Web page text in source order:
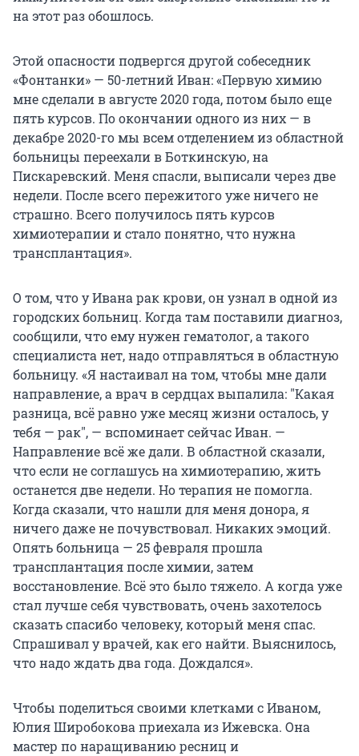
на этот раз обошлось.
Этой опасности подвергся другой собеседник
«Фонтанки» — 50-летний Иван: «Первую химию
мне сделали в августе 2020 года, потом было еще
пять курсов. По окончании одного из них — в
декабре 2020-го мы всем отделением из областной
больницы переехали в Боткинскую, на
Пискаревский. Меня спасли, выписали через две
недели. После всего пережитого уже ничего не
страшно. Всего получилось пять курсов
химиотерапии и стало понятно, что нужна
трансплантация».
О том, что у Ивана рак крови, он узнал в одной из
городских больниц. Когда там поставили диагноз,
сообщили, что ему нужен гематолог, а такого
специалиста нет, надо отправляться в областную
больницу. «Я настаивал на том, чтобы мне дали
направление, а врач в сердцах выпалила: "Какая
разница, всё равно уже месяц жизни осталось, у
тебя — рак", — вспоминает сейчас Иван. —
Направление всё же дали. В областной сказали,
что если не соглашусь на химиотерапию, жить
останется две недели. Но терапия не помогла.
Когда сказали, что нашли для меня донора, я
ничего даже не почувствовал. Никаких эмоций.
Опять больница — 25 февраля прошла
трансплантация после химии, затем
восстановление. Всё это было тяжело. А когда уже
стал лучше себя чувствовать, очень захотелось
сказать спасибо человеку, который меня спас.
Спрашивал у врачей, как его найти. Выяснилось,
что надо ждать два года. Дождался».
Чтобы поделиться своими клетками с Иваном,
Юлия Широбокова приехала из Ижевска. Она
мастер по наращиванию ресниц и